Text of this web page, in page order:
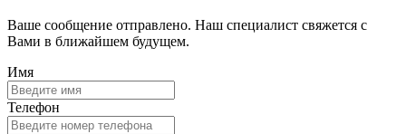
Ваше сообщение отправлено. Наш специалист свяжется с
Вами в ближайшем будущем.
Имя
Телефон